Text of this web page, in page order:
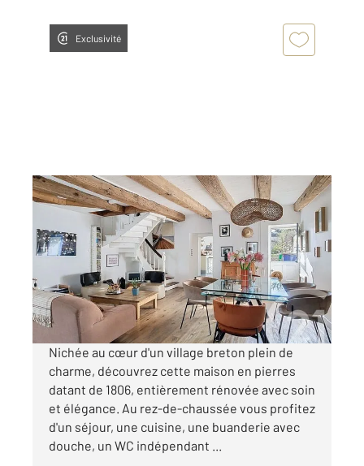
Exclusivité
ARZON 56
119,28 m2, 5 pièces
Ref : 12763
Maison à vendre
740 250 €
Visiter le site dédié
Nichée au cœur d'un village breton plein de
charme, découvrez cette maison en pierres
datant de 1806, entièrement rénovée avec soin
et élégance. Au rez-de-chaussée vous profitez
d'un séjour, une cuisine, une buanderie avec
douche, un WC indépendant ...